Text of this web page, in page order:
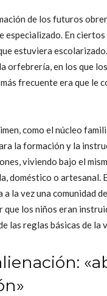
de los futuros
especializado. En
estuviera
orfebrería, en los que
frecuente era que le
como el núcleo
la formación y la
viviendo bajo el
doméstico o
la vez una comunidad
los niños eran
las reglas básicas de la